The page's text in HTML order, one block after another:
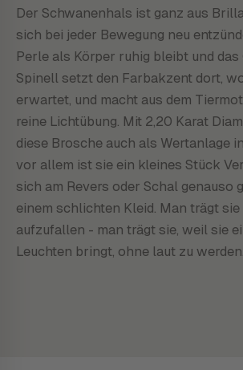
Der Schwanenhals ist ganz aus
sich bei jeder Bewegung neu
Perle als Körper ruhig bleibt und das
Spinell setzt den Farbakzent dort,
erwartet, und macht aus dem
reine Lichtübung. Mit 2,20 Karat
diese Brosche auch als Wertanlage
vor allem ist sie ein kleines Stück
sich am Revers oder Schal genauso
einem schlichten Kleid. Man trägt sie
aufzufallen - man trägt sie, weil sie
Leuchten bringt, ohne laut zu werden.